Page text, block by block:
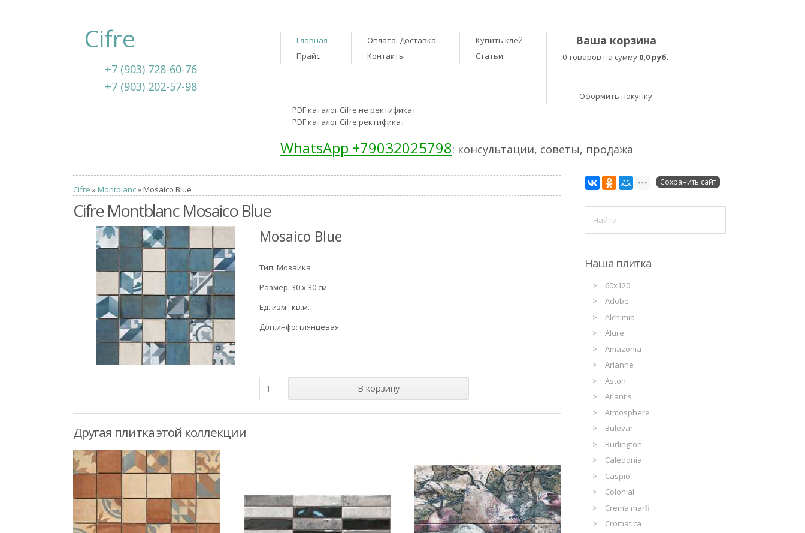
Cifre
+7 (903) 728-60-76
+7 (903) 202-57-98
Главная
Прайс
Оплата. Доставка
Контакты
Купить клей
Статьи
Ваша корзина
0 товаров на сумму 0,0 руб.
Оформить покупку
PDF каталог Cifre не ректификат
PDF каталог Cifre ректификат
WhatsApp +79032025798: консультации, советы, продажа
Cifre » Montblanc» Mosaico Blue
Cifre Montblanc Mosaico Blue
Mosaico Blue
Тип: Мозаика
Размер: 30 x 30 см
Ед. изм.: кв.м.
Доп.инфо: глянцевая
Другая плитка этой коллекции
Сохранить сайт
Наша плитка
60x120
Adobe
Alchimia
Alure
Amazonia
Arianne
Aston
Atlantis
Atmosphere
Bulevar
Burlington
Caledonia
Caspio
Colonial
Crema marfil
Cromatica